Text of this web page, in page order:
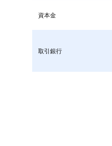
資本金
取引銀行